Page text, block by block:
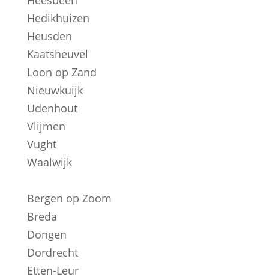
Hedikhuizen
Heusden
Kaatsheuvel
Loon op Zand
Nieuwkuijk
Udenhout
Vlijmen
Vught
Waalwijk
Bergen op Zoom
Breda
Dongen
Dordrecht
Etten-Leur